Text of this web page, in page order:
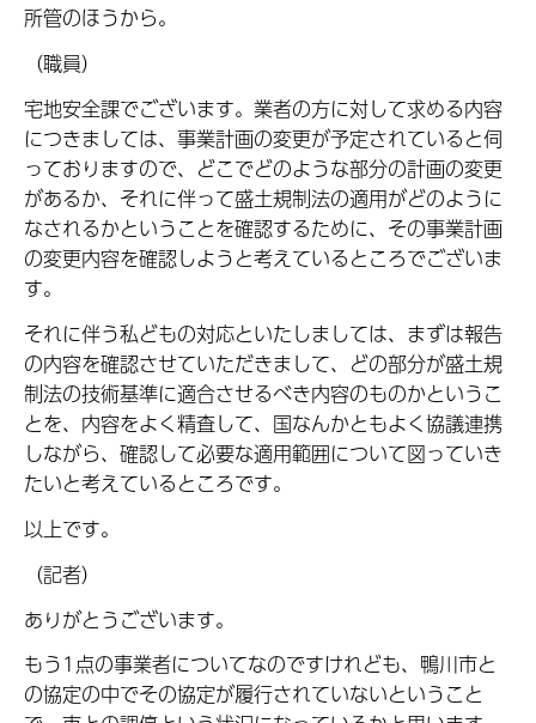
所管のほうから。
（職員）
宅地安全課でございます。業者の方に対して求める内容
につきましては、事業計画の変更が予定されていると伺
っておりますので、どこでどのような部分の計画の変更
があるか、それに伴って盛土規制法の適用がどのように
なされるかということを確認するために、その事業計画
の変更内容を確認しようと考えているところでございま
す。
それに伴う私どもの対応といたしましては、まずは報告
の内容を確認させていただきまして、どの部分が盛土規
制法の技術基準に適合させるべき内容のものかというこ
とを、内容をよく精査して、国なんかともよく協議連携
しながら、確認して必要な適用範囲について図っていき
たいと考えているところです。
以上です。
（記者）
ありがとうございます。
もう1点の事業者についてなのですけれども、鴨川市と
の協定の中でその協定が履行されていないということ